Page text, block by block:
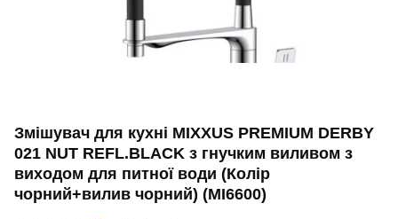
Змішувач для кухні MIXXUS PREMIUM DERBY
021 NUT REFL.BLACK з гнучким виливом з
виходом для питної води (Колір
чорний+вилив чорний) (MI6600)